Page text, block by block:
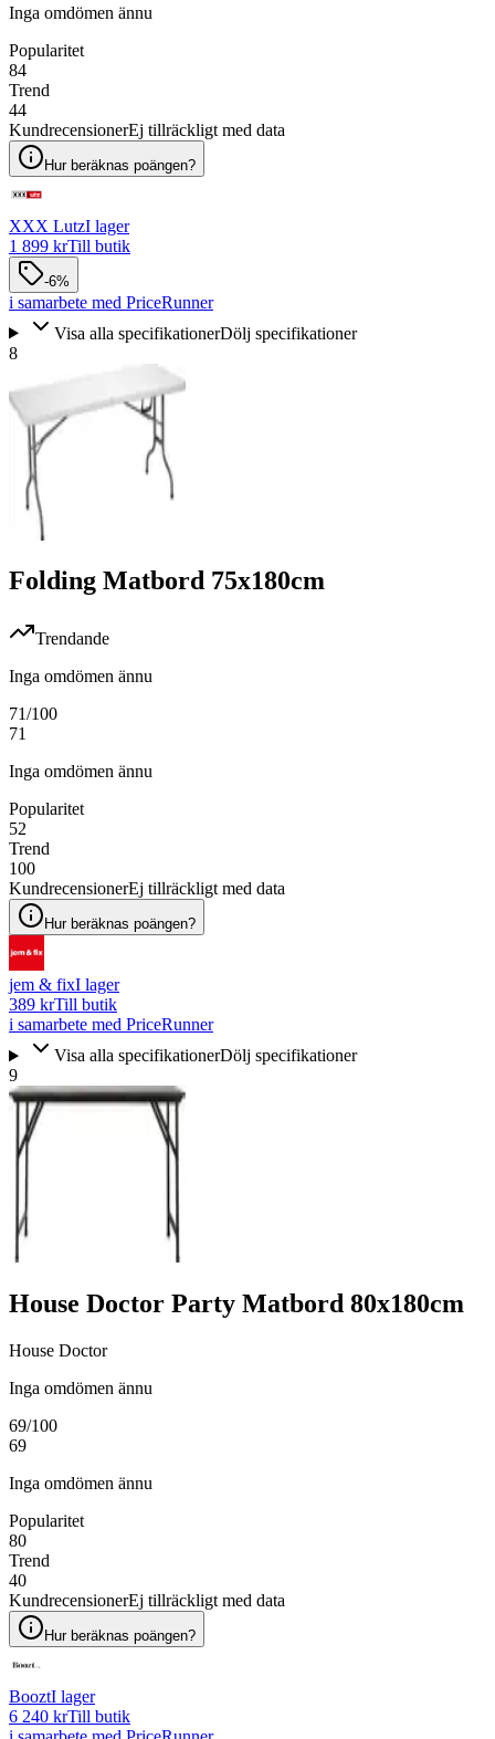
Inga omdömen ännu
Popularitet
84
Trend
44
KundrecensionerEj tillräckligt med data
Hur beräknas poängen?
XXX LutzI lager
1 899 krTill butik
-6%
i samarbete med PriceRunner
Visa alla specifikationerDölj specifikationer
8
Folding Matbord 75x180cm
Trendande
Inga omdömen ännu
71/100
71
Inga omdömen ännu
Popularitet
52
Trend
100
KundrecensionerEj tillräckligt med data
Hur beräknas poängen?
jem & fixI lager
389 krTill butik
i samarbete med PriceRunner
Visa alla specifikationerDölj specifikationer
9
House Doctor Party Matbord 80x180cm
House Doctor
Inga omdömen ännu
69/100
69
Inga omdömen ännu
Popularitet
80
Trend
40
KundrecensionerEj tillräckligt med data
Hur beräknas poängen?
BooztI lager
6 240 krTill butik